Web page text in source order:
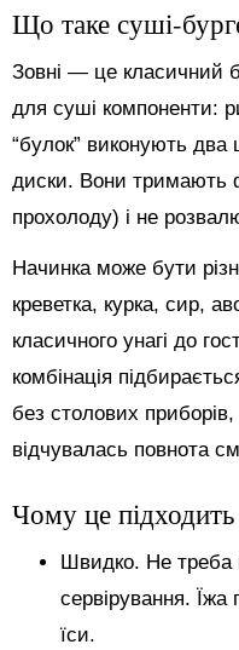
Що таке суші-
Зовні — це класичний
для суші компоненти:
“булок” виконують два
диски. Вони тримають
прохолоду) і не
Начинка може бути
креветка, курка, сир,
класичного унагі до
комбінація
без столових
відчувалась повнота
Чому це
Швидко. Не треба
сервірування.
їси.